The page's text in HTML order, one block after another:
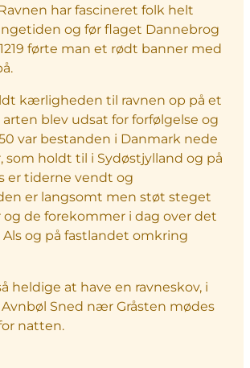
har fascineret folk helt
og før flaget Dannebrog
førte man et rødt banner med
kærligheden til ravnen op på et
blev udsat for forfølgelse og
var bestanden i Danmark nede
som holdt til i Sydøstjylland og på
er tiderne vendt og
er langsomt men støt steget
og de forekommer i dag over det
og på fastlandet omkring
heldige at have en ravneskov, i
Sned nær Gråsten mødes
natten.